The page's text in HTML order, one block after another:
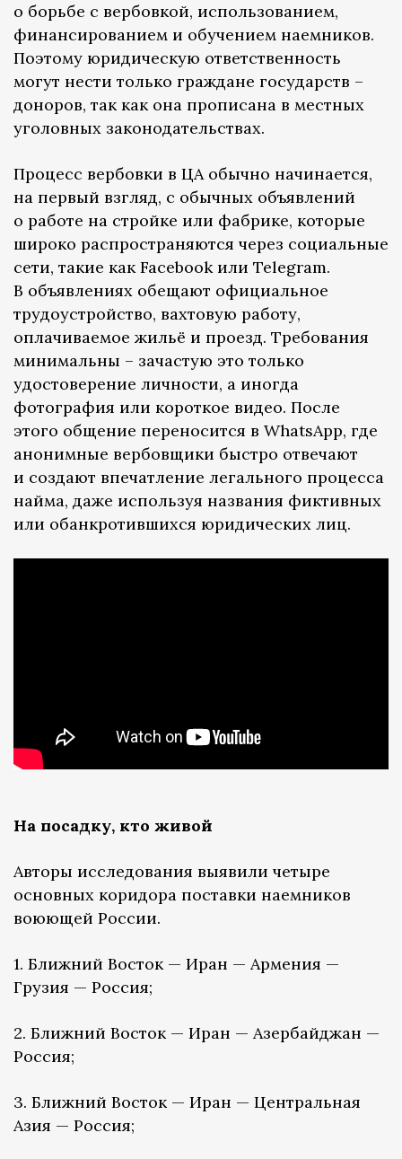
о борьбе с вербовкой, использованием,
финансированием и обучением наемников.
Поэтому юридическую ответственность
могут нести только граждане государств –
доноров, так как она прописана в местных
уголовных законодательствах.
Процесс вербовки в ЦА обычно начинается,
на первый взгляд, с обычных объявлений
о работе на стройке или фабрике, которые
широко распространяются через социальные
сети, такие как Facebook или Telegram.
В объявлениях обещают официальное
трудоустройство, вахтовую работу,
оплачиваемое жильё и проезд. Требования
минимальны – зачастую это только
удостоверение личности, а иногда
фотография или короткое видео. После
этого общение переносится в WhatsApp, где
анонимные вербовщики быстро отвечают
и создают впечатление легального процесса
найма, даже используя названия фиктивных
или обанкротившихся юридических лиц.
На посадку, кто живой
Авторы исследования выявили четыре
основных коридора поставки наемников
воюющей России.
1. Ближний Восток — Иран — Армения —
Грузия — Россия;
2. Ближний Восток — Иран — Азербайджан —
Россия;
3. Ближний Восток — Иран — Центральная
Азия — Россия;